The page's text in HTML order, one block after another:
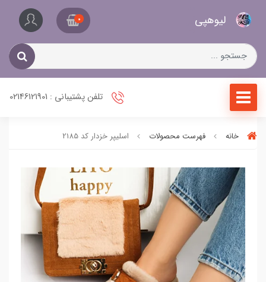
لیو‌هپی 0
تلفن پشتیبانی : 02146121901
خانه فهرست محصولات اسلیپر خزدار کد 2185